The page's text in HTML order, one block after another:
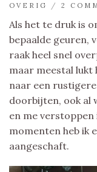
OVERIG
/ 2
Als het te druk is
bepaalde geuren,
raak heel snel
maar meestal lukt
naar een
doorbijten, ook al
en me
momenten heb ik
aangeschaft.